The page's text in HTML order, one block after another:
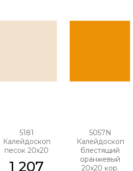
5181
Калейдоскоп
песок 20х20
1 207
5057N
Калейдоскоп
блестящий
оранжевый
20х20 кор.